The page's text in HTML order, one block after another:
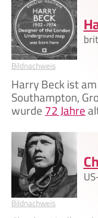
Bildnachweis
Harry Beck ist am
Southampton,
wurde72 Jahre
Bildnachweis